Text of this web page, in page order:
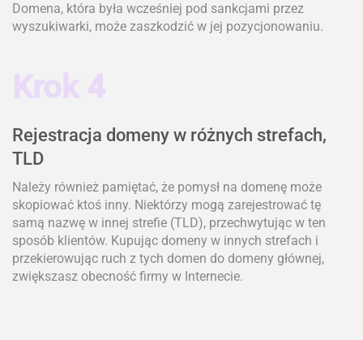
Domena, która była wcześniej pod sankcjami przez
wyszukiwarki, może zaszkodzić w jej pozycjonowaniu.
Krok 4
Rejestracja domeny w różnych strefach,
TLD
Należy również pamiętać, że pomysł na domenę może
skopiować ktoś inny. Niektórzy mogą zarejestrować tę
samą nazwę w innej strefie (TLD), przechwytując w ten
sposób klientów. Kupując domeny w innych strefach i
przekierowując ruch z tych domen do domeny głównej,
zwiększasz obecność firmy w Internecie.